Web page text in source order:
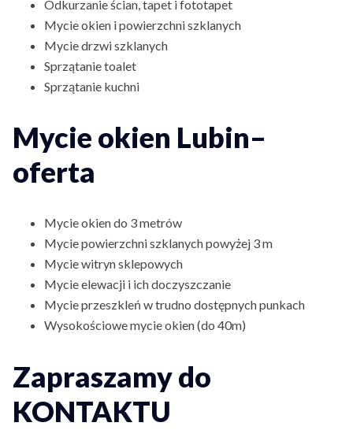
Odkurzanie ścian, tapet i fototapet
Mycie okien i powierzchni szklanych
Mycie drzwi szklanych
Sprzątanie toalet
Sprzątanie kuchni
Mycie okien Lubin–
oferta
Mycie okien do 3 metrów
Mycie powierzchni szklanych powyżej 3 m
Mycie witryn sklepowych
Mycie elewacji i ich doczyszczanie
Mycie przeszkleń w trudno dostępnych punkach
Wysokościowe mycie okien (do 40m)
Zapraszamy do
KONTAKTU